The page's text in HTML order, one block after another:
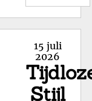
de
Posted
on
15 juli
2026
Stijl